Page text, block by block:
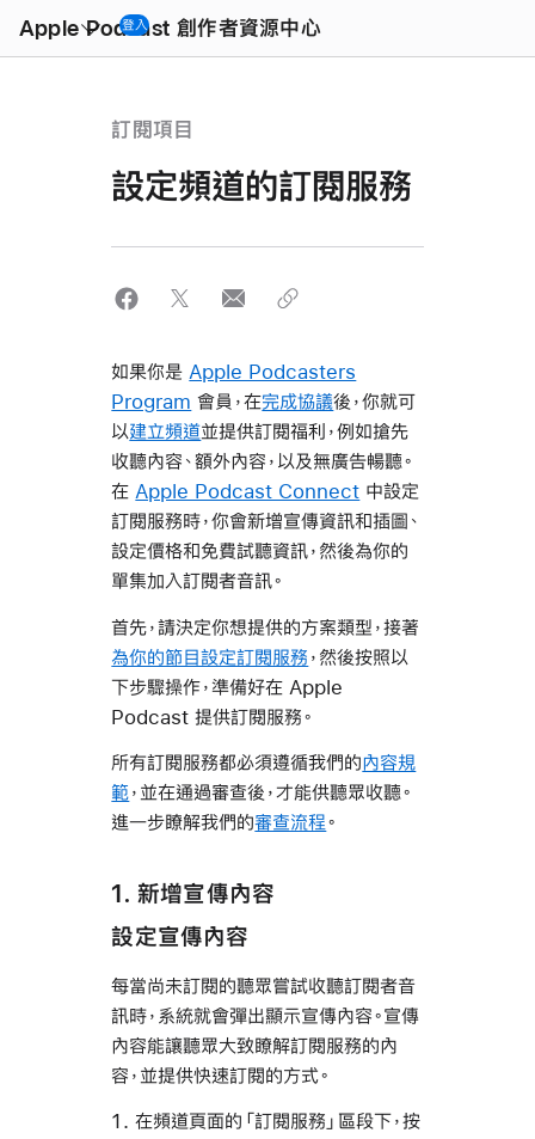
Apple Podcast 創作者資源中心
Menu
登入
訂閱項目
設定頻道的訂閱服務
如果你是 Apple Podcasters
Program 會員，在完成協議後，你就可
以建立頻道並提供訂閱福利，例如搶先
收聽內容、額外內容，以及無廣告暢聽。
在 Apple Podcast Connect 中設定
訂閱服務時，你會新增宣傳資訊和插圖、
設定價格和免費試聽資訊，然後為你的
單集加入訂閱者音訊。
首先，請決定你想提供的方案類型，接著
為你的節目設定訂閱服務 ，然後按照以
下步驟操作，準備好在 Apple
Podcast 提供訂閱服務。
所有訂閱服務都必須遵循我們的內容規
範，並在通過審查後，才能供聽眾收聽。
進一步瞭解我們的審查流程。
1. 新增宣傳內容
設定宣傳內容
每當尚未訂閱的聽眾嘗試收聽訂閱者音
訊時，系統就會彈出顯示宣傳內容。宣傳
內容能讓聽眾大致瞭解訂閱服務的內
容，並提供快速訂閱的方式。
在頻道頁面的「訂閱服務」區段下，按